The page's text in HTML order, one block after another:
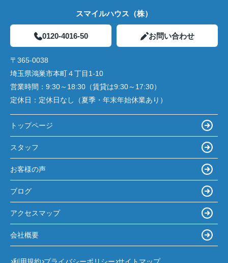
スマイルハウス（株）
0120-4016-50 お問い合わせ
〒365-0038
埼玉県鴻巣市本町４丁目1-10
営業時間： 9:30～18:30（賃貸は9:30～17:30）
定休日： 定休日なし（夏季・年末年始休業あり）
トップページ
スタッフ
お客様の声
ブログ
アクセスマップ
会社概要